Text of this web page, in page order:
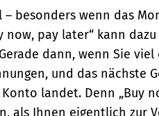
besonders wenn das
pay later“ kann
dann, wenn Sie
und das nächste
landet. Denn „Buy
als Ihnen eigentlich zur